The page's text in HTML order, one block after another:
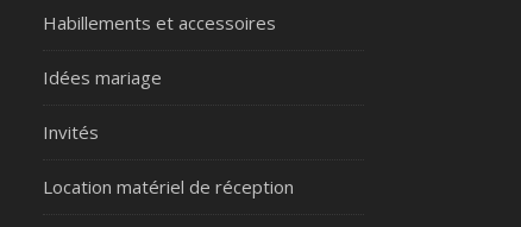
Habillements et accessoires
Idées mariage
Invités
Location matériel de réception